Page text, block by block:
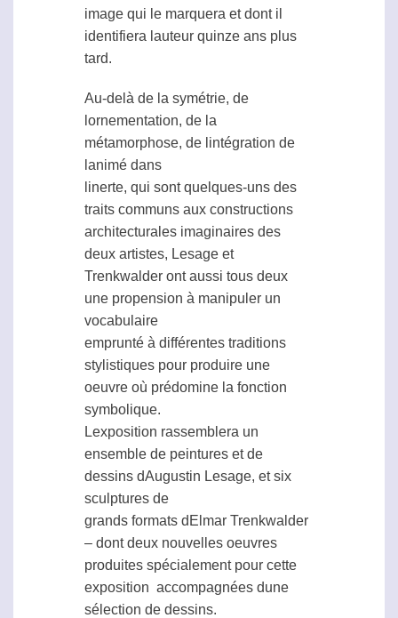
image qui le marquera et dont il
identifiera lauteur quinze ans plus
tard.
Au-delà de la symétrie, de
lornementation, de la
métamorphose, de lintégration de
lanimé dans
linerte, qui sont quelques-uns des
traits communs aux constructions
architecturales imaginaires des
deux artistes, Lesage et
Trenkwalder ont aussi tous deux
une propension à manipuler un
vocabulaire
emprunté à différentes traditions
stylistiques pour produire une
oeuvre où prédomine la fonction
symbolique.
Lexposition rassemblera un
ensemble de peintures et de
dessins dAugustin Lesage, et six
sculptures de
grands formats dElmar Trenkwalder
– dont deux nouvelles oeuvres
produites spécialement pour cette
exposition  accompagnées dune
sélection de dessins.